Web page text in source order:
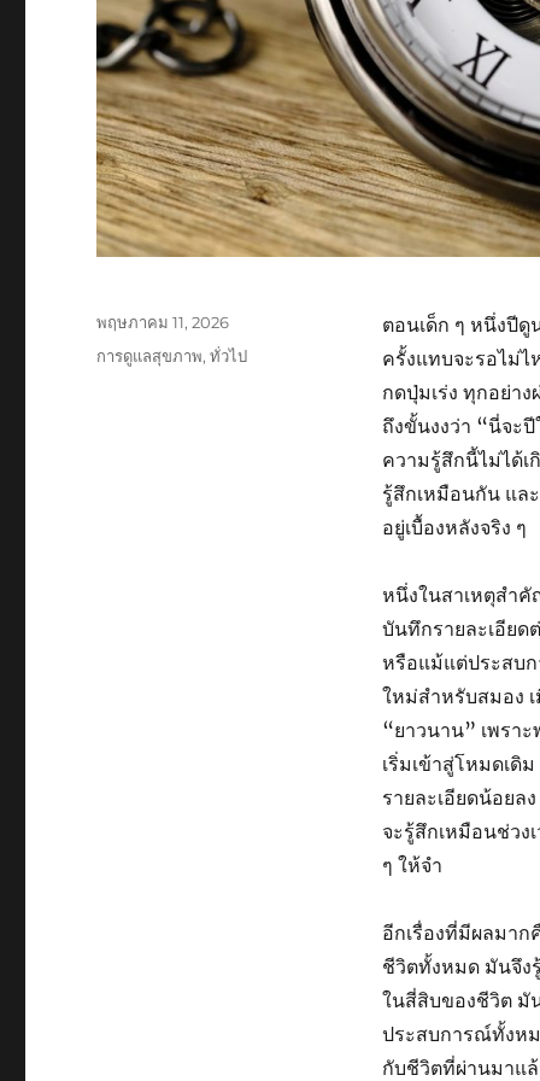
ตอนเด็ก ๆ หนึ่งปีดู
ครั้งแทบจะรอไม่ไ
กดปุ่มเร่ง ทุกอย่า
ถึงขั้นงงว่า “นี่จะ
ความรู้สึกนี้ไม่ได้
รู้สึกเหมือนกัน แล
อยู่เบื้องหลังจริง ๆ
หนึ่งในสาเหตุสำคั
บันทึกรายละเอียด
หรือแม้แต่ประสบก
ใหม่สำหรับสมอง
“ยาวนาน” เพรา
เริ่มเข้าสู่โหมดเ
รายละเอียดน้อยล
จะรู้สึกเหมือนช่วง
ๆ ให้จำ
อีกเรื่องที่มีผลมาก
ชีวิตทั้งหมด มันจึง
ในสี่สิบของชีวิต มั
ประสบการณ์ทั้งหม
กับชีวิตที่ผ่านมาแ
เขียน
พฤษภาคม 11, 2026
หมวด
การดูแลสุขภาพ,ทั่วไป